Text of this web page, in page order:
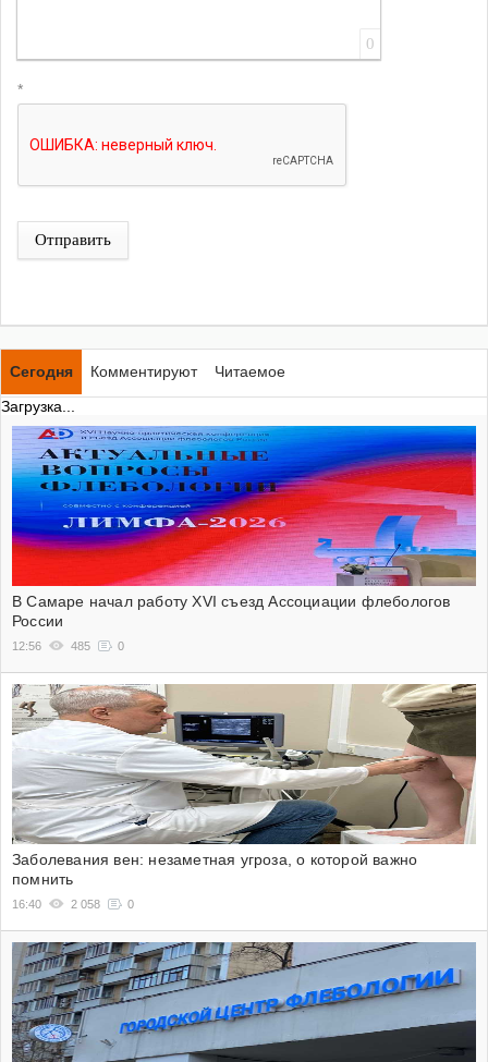
0
*
Отправить
Сегодня Комментируют
Читаемое
Загрузка...
В Самаре начал работу XVI съезд Ассоциации флебологов
России
12:56 485 0
Заболевания вен: незаметная угроза, о которой важно
помнить
16:40 2 058 0